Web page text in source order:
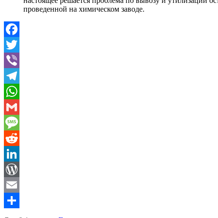
проведенной на химическом заводе.
Facebook
Twitter
Viber
Telegram
WhatsApp
Gmail
Message
Reddit
LinkedIn
WordPress
Email
Share